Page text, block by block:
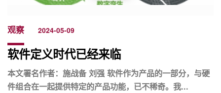
观察 2024-05-09
软件定义时代已经来临
本文署名作者：施战备 刘强 软件作为产品的一部分，与硬
件组合在一起提供特定的产品功能，已不稀奇。我...